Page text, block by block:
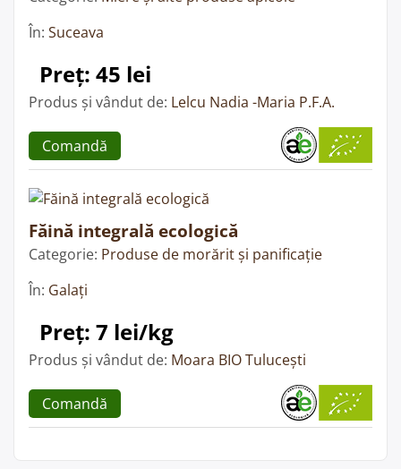
În: Suceava
Preț: 45 lei
Produs și vândut de: Lelcu Nadia -Maria P.F.A.
Comandă
Făină integrală ecologică
Categorie: Produse de morărit și panificație
În: Galați
Preț: 7 lei/kg
Produs și vândut de: Moara BIO Tulucești
Comandă